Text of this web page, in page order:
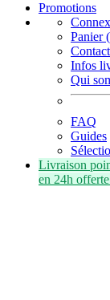
Promotions
Panier
Contact
Infos
Qui
FAQ
Guides
Livraison
en 24h